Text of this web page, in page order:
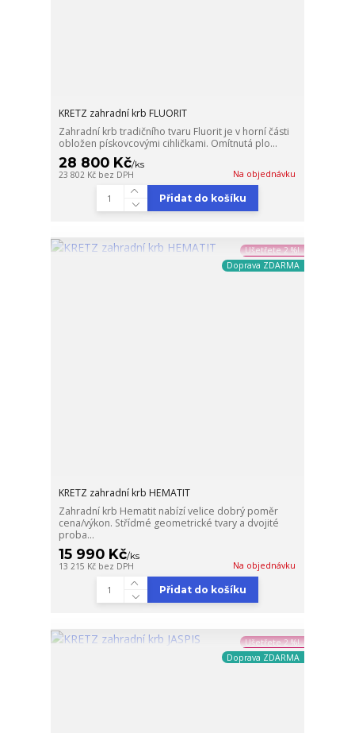
KRETZ zahradní krb FLUORIT
Zahradní krb tradičního tvaru Fluorit je v horní části
obložen pískovcovými cihličkami. Omítnutá plo...
28 800 Kč/ks
23 802 Kč bez DPH Na objednávku
Přidat do košíku
Ušetřete 2 %!
Doprava ZDARMA
KRETZ zahradní krb HEMATIT
Zahradní krb Hematit nabízí velice dobrý poměr
cena/výkon. Střídmé geometrické tvary a dvojité
proba...
15 990 Kč/ks
13 215 Kč bez DPH Na objednávku
Přidat do košíku
Ušetřete 2 %!
Doprava ZDARMA